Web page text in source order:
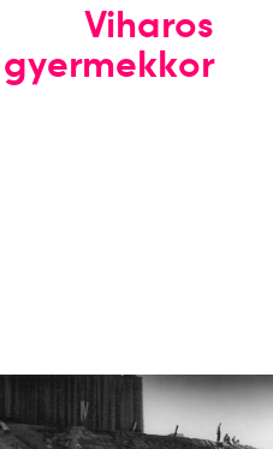
Viharos
gyermekkor